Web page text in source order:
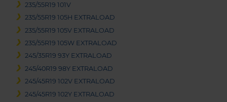
235/55R19 101V
235/55R19 105H EXTRALOAD
235/55R19 105V EXTRALOAD
235/55R19 105W EXTRALOAD
245/35R19 93Y EXTRALOAD
245/40R19 98Y EXTRALOAD
245/45R19 102V EXTRALOAD
245/45R19 102Y EXTRALOAD